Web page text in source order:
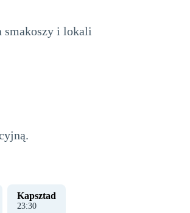
smakoszy i lokali
Kapsztad
23:31